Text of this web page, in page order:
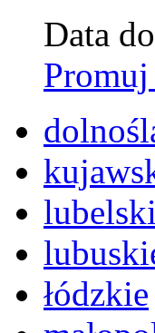
Data
łódzkie